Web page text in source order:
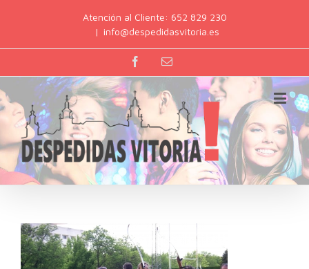
Atención al Cliente: 652 829 230
| info@despedidasvitoria.es